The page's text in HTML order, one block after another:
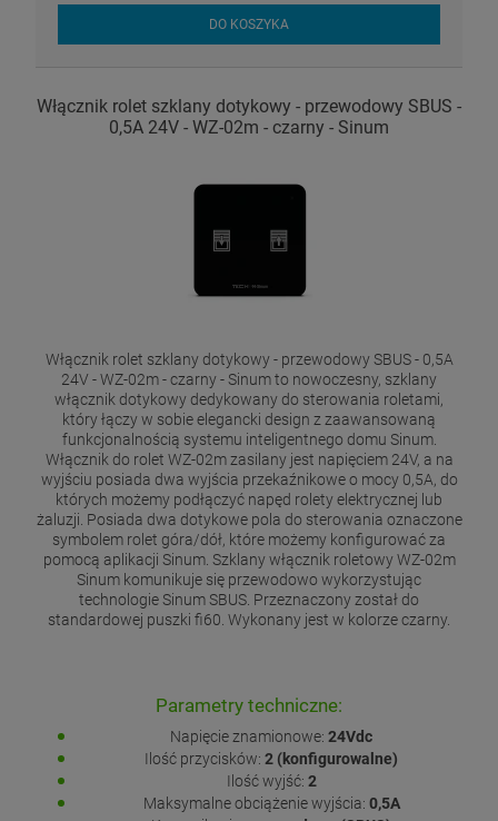
DO KOSZYKA
Włącznik rolet szklany dotykowy - przewodowy SBUS -
0,5A 24V - WZ-02m - czarny - Sinum
Włącznik rolet szklany dotykowy - przewodowy SBUS - 0,5A
24V - WZ-02m - czarny - Sinum to nowoczesny, szklany
włącznik dotykowy dedykowany do sterowania roletami,
który łączy w sobie elegancki design z zaawansowaną
funkcjonalnością systemu inteligentnego domu Sinum.
Włącznik do rolet WZ-02m zasilany jest napięciem 24V, a na
wyjściu posiada dwa wyjścia przekaźnikowe o mocy 0,5A, do
których możemy podłączyć napęd rolety elektrycznej lub
żaluzji. Posiada dwa dotykowe pola do sterowania oznaczone
symbolem rolet góra/dół, które możemy konfigurować za
pomocą aplikacji Sinum. Szklany włącznik roletowy WZ-02m
Sinum komunikuje się przewodowo wykorzystując
technologie Sinum SBUS. Przeznaczony został do
standardowej puszki fi60. Wykonany jest w kolorze czarny.
Parametry techniczne:
Napięcie znamionowe: 24Vdc
Ilość przycisków: 2 (konfigurowalne)
Ilość wyjść: 2
Maksymalne obciążenie wyjścia: 0,5A